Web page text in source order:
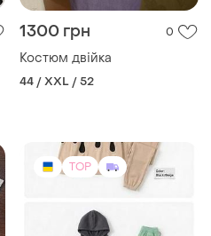
1300 грн 0
Костюм двійка
44 / XXL / 52
TOP